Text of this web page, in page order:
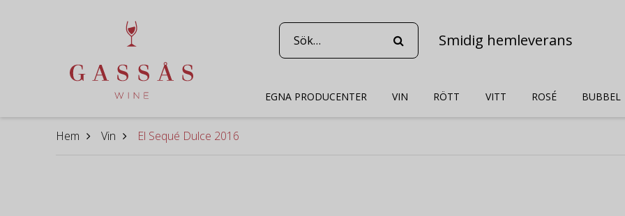
Smidig hemleverans
EGNA PRODUCENTER VIN RÖTT VITT ROSÉ BUBBEL
Hem Vin El Sequé Dulce 2016